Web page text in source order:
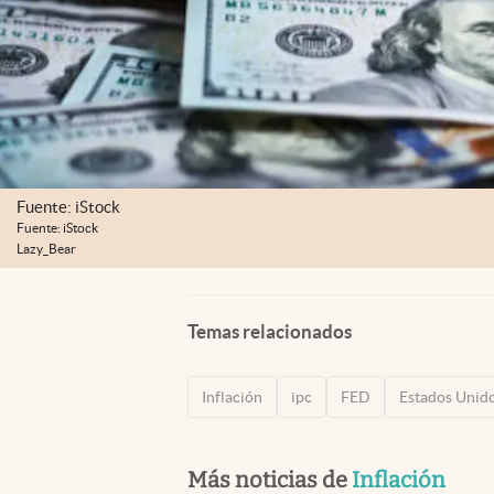
Fuente: iStock
Fuente: iStock
Lazy_Bear
Temas relacionados
Inflación ipc FED Estados
Más noticias de Inflación